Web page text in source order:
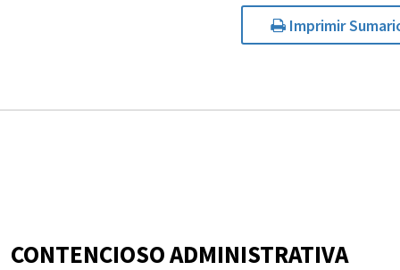
Imprimir
CONTENCIOSO ADMINISTRATIVA